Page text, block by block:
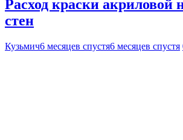
Расход краски акриловой
стен
Кузьмич6 месяцев спустя6 месяцев спустя